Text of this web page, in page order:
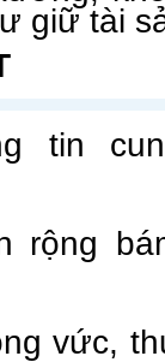
giữ tài
tin
rộng
vức,